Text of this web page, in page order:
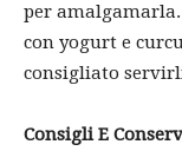
per
con yogurt e
consigliato
Consigli E